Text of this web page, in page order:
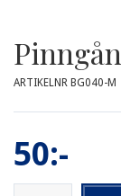
ARTIKELNR BG040-M
50:-